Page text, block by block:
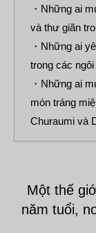
・Những ai
và thư giãn
・Những ai
trong các
・Những ai
món tráng
Churaumi và
Một thế
năm tuổi,